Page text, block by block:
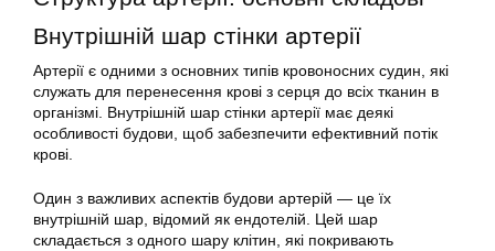
Внутрішній шар стінки артерії
Артерії є одними з основних типів кровоносних судин, які
служать для перенесення крові з серця до всіх тканин в
організмі. Внутрішній шар стінки артерії має деякі
особливості будови, щоб забезпечити ефективний потік
крові.
Один з важливих аспектів будови артерій — це їх
внутрішній шар, відомий як ендотелій. Цей шар
складається з одного шару клітин, які покривають